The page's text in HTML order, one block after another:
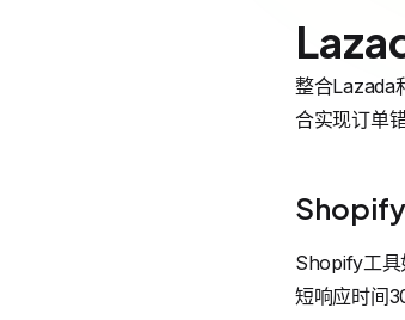
整合Lazada
合实现订单
Shopify
Shopify工具
短响应时间